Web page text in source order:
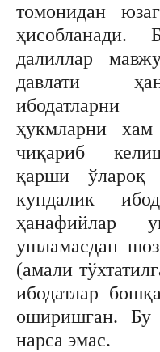
томонидан
ҳисобланади.
далиллар
давлати
ҳукмларни
чиқариб
қарши ўлароқ
кундалик
ҳанафийлар
ушламасдан
(амали
ибодатлар
оширишган. Бу
нарса эмас.